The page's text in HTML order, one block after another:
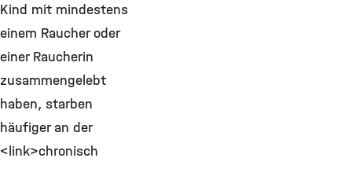
Kind mit mindestens
einem Raucher oder
einer Raucherin
zusammengelebt
haben, starben
häufiger an der
<link>chronisch